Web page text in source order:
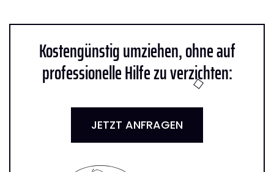
Kostengünstig umziehen, ohne auf
professionelle Hilfe zu verzichten:
JETZT ANFRAGEN